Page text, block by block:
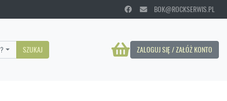
BOK@ROCKSERWIS.PL
ZALOGUJ SIĘ / ZAŁÓŻ KONTO
SZUKAJ